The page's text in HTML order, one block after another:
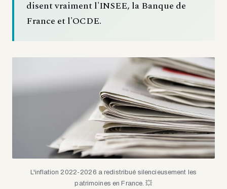
disent vraiment l'INSEE, la Banque de
France et l'OCDE.
L'inflation 2022-2026 a redistribué silencieusement les
patrimoines en France. 💥